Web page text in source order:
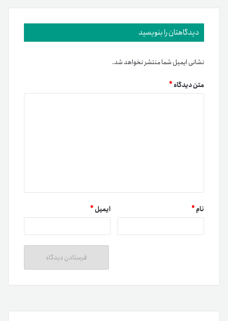
دیدگاهتان را بنویسید
نشانی ایمیل شما منتشر نخواهد شد.
متن دیدگاه*
نام* ایمیل*